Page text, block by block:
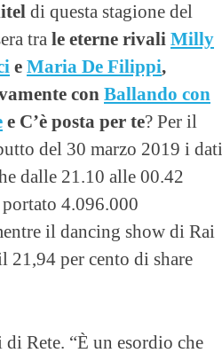
di questa stagione del
tra le eterne rivali Milly
e Maria De Filippi,
con Ballando con
e C’è posta per te? Per il
del 30 marzo 2019 i dati
dalle 21.10 alle 00.42
4.096.000
il dancing show di Rai
21,94 per cento di share
Rete. “È un esordio che